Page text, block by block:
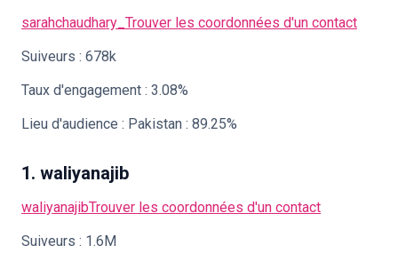
sarahchaudhary_ Trouver les coordonnées d'un contact
Suiveurs : 678k
Taux d'engagement : 3.08%
Lieu d'audience : Pakistan : 89.25%
1. waliyanajib
waliyanajibTrouver les coordonnées d'un contact
Suiveurs : 1.6M